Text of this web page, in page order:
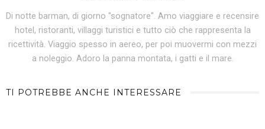
Di notte barman, di giorno "sognatore". Amo viaggiare e recensire
hotel, ristoranti, villaggi turistici e tutto ciò che rappresenta la
ricettività. Viaggio spesso in aereo, per poi muovermi con mezzi
a noleggio. Adoro la panna montata, i gatti e il mare.
TI POTREBBE ANCHE INTERESSARE